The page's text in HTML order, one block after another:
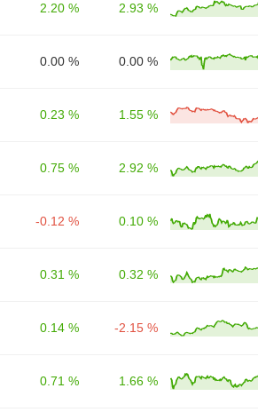
2.20 % 2.93 %
0.00 % 0.00 %
0.23 % 1.55 %
0.75 % 2.92 %
-0.12 % 0.10 %
0.31 % 0.32 %
0.14 % -2.15 %
0.71 % 1.66 %